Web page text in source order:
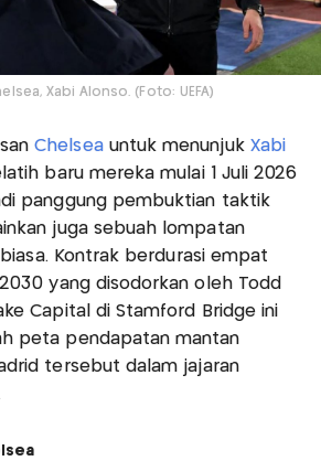
Xabi Alonso. (Foto: UEFA)
Chelsea untuk menunjuk Xabi
baru mereka mulai 1 Juli 2026
panggung pembuktian taktik
juga sebuah lompatan
Kontrak berdurasi empat
yang disodorkan oleh Todd
Capital di Stamford Bridge ini
peta pendapatan mantan
tersebut dalam jajaran